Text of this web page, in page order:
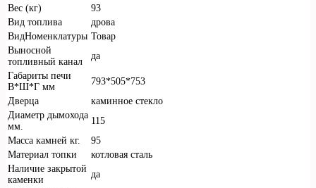
Вес (кг)
93
Вид топлива
дрова
ВидНоменклатуры Товар
Выносной
топливный канал
да
Габариты печи
В*Ш*Г мм
793*505*753
Дверца
каминное стекло
Диаметр дымохода
мм.
115
Масса камней кг.
95
Материал топки
котловая сталь
Наличие закрытой
каменки
да